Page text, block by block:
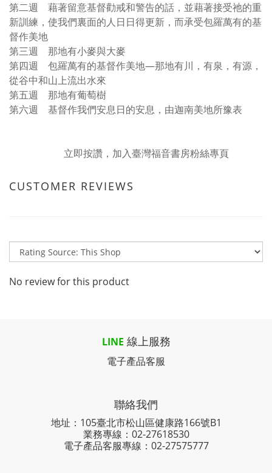
第二週 藉著留意基督勸戒和警告的話，並藉著接受祂的重
新訓練，使我們裏面的人日日得更新，而承受包羅萬有的基
督作美地
第三週 那地有小麥與大麥
第四週 包羅萬有的基督作美地—那地有川，有泉，有源，
從谷中和山上流出水來
第五週 那地有葡萄樹
第六週 基督作我們安息日的安息，由迦南美地所豫表
立即按讚，加入臺灣福音書房粉絲專頁
CUSTOMER REVIEWS
No review for this product
LINE 線上服務
電子產品客服
聯絡我們
地址：105臺北市松山區健康路166號B1
業務專線： 02-27618530
電子產品客服專線：02-27575777